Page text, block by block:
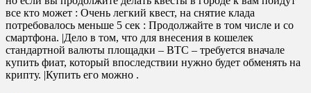
все кто может : Очень легкий квест, на снятие клада
потребовалось меньше 5 сек : Продолжайте в том числе и со
смартфона. |Дело в том, что для внесения в кошелек
стандартной валюты площадки – BTC – требуется вначале
купить фиат, который впоследствии нужно будет обменять на
крипту. |Купить его можно .